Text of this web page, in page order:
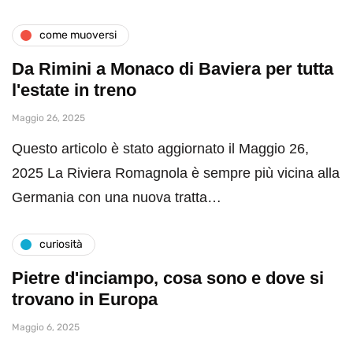
come muoversi
Da Rimini a Monaco di Baviera per tutta
l'estate in treno
Maggio 26, 2025
Questo articolo è stato aggiornato il Maggio 26,
2025 La Riviera Romagnola è sempre più vicina alla
Germania con una nuova tratta…
curiosità
Pietre d'inciampo, cosa sono e dove si
trovano in Europa
Maggio 6, 2025